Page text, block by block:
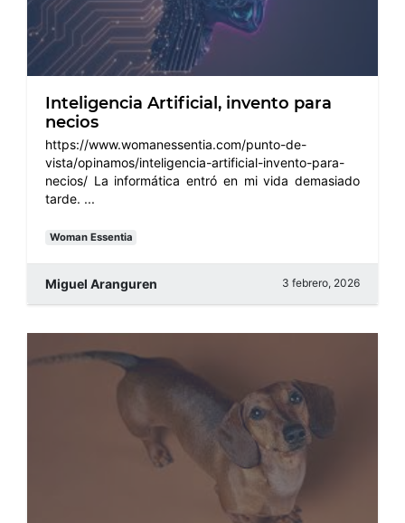
Inteligencia Artificial, invento para
necios
https://www.womanessentia.com/punto-de-
vista/opinamos/inteligencia-artificial-invento-para-
necios/ La informática entró en mi vida demasiado
tarde. ...
Woman Essentia
Miguel Aranguren 3 febrero, 2026